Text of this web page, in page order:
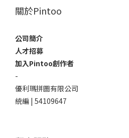
關於Pintoo
公司簡介
人才招募
加入Pintoo創作者
-
優利瑪拼圖有限公司
統編 | 54109647